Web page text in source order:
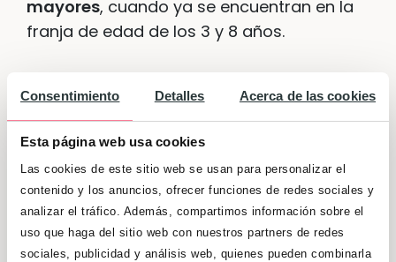
Consentimiento Detalles Acerca de las cookies
Esta página web usa cookies
Las cookies de este sitio web se usan para personalizar el
contenido y los anuncios, ofrecer funciones de redes sociales y
analizar el tráfico. Además, compartimos información sobre el
uso que haga del sitio web con nuestros partners de redes
sociales, publicidad y análisis web, quienes pueden combinarla
mayores, cuando ya se encuentran en la
franja de edad de los 3 y 8 años.
de emitir una amenaza: “Cuando
recojas los juguetes,entonces
podremos salir al parque”.
Dale instrucciones claras, pero en un
tono amable: “Por favor, lávate los
dientes ya”.